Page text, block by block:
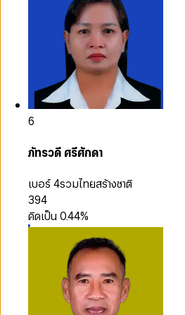
6
ภัทรวดี ศรีศักดา
เบอร์ 4รวมไทยสร้างชาติ
394
คิดเป็น0.44%